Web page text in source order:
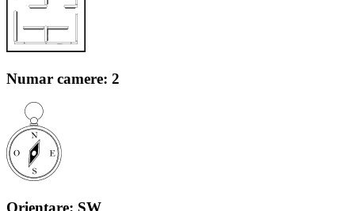
Numar camere: 2
Orientare: SW